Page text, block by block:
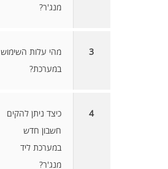
מנג'ר?
3
מהי עלות השימוש
במערכת?
4
כיצד ניתן להקים
חשבון חדש
במערכת ליד
מנג'ר?